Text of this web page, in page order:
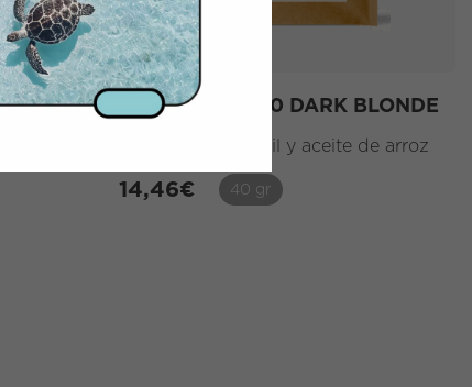
COLOR MUD 6.0 DARK BLONDE
Con aceite de dátil y aceite de arroz
14,46€ 40 gr